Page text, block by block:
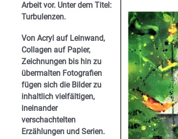
Arbeit vor. Unter dem Titel:
Turbulenzen.
Von Acryl auf Leinwand,
Collagen auf Papier,
Zeichnungen bis hin zu
übermalten Fotografien
fügen sich die Bilder zu
inhaltlich vielfältigen,
ineinander
verschachtelten
Erzählungen und Serien.